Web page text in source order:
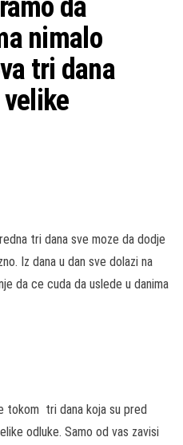
da
nimalo
tri dana
tri dana sve moze da dodje
Iz dana u dan sve dolazi na
da ce cuda da uslede u danima
tokom tri dana koja su pred
odluke. Samo od vas zavisi